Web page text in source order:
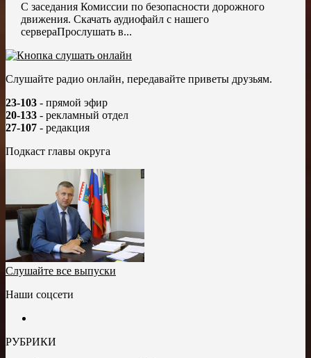
С заседания Комиссии по безопасности дорожного
движения. Скачать аудиофайл с нашего
сервераПрослушать в...
Слушайте радио онлайн, передавайте приветы друзьям.
23-103 - прямой эфир
20-133 - рекламный отдел
27-107 - редакция
Подкаст главы округа
Слушайте все выпуски
Наши соцсети
РУБРИКИ